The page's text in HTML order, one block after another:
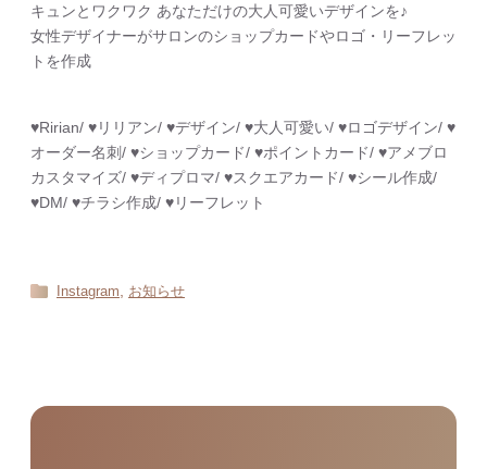
キュンとワクワク あなただけの大人可愛いデザインを♪
女性デザイナーがサロンのショップカードやロゴ・リーフレッ
トを作成
♥︎Ririan/ ♥︎リリアン/ ♥︎デザイン/ ♥︎大人可愛い/ ♥︎ロゴデザイン/ ♥︎
オーダー名刺/ ♥︎ショップカード/ ♥︎ポイントカード/ ♥︎アメブロ
カスタマイズ/ ♥︎ディプロマ/ ♥︎スクエアカード/ ♥︎シール作成/
♥︎DM/ ♥︎チラシ作成/ ♥︎リーフレット
Instagram, お知らせ